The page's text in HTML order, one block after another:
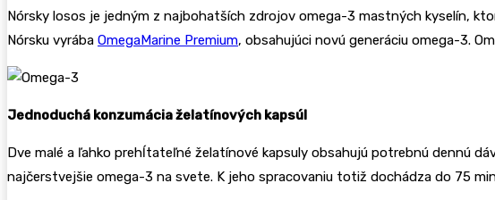
Nórsky losos je jedným z najbohatších zdrojov omega-3 mastných kyselín,
Nórsku vyrába OmegaMarine Premium, obsahujúci novú generáciu omega-3.
Jednoduchá konzumácia želatínových kapsúl
Dve malé a ľahko prehĺtateľné želatínové kapsuly obsahujú potrebnú dennú
najčerstvejšie omega-3 na svete. K jeho spracovaniu totiž dochádza do 75